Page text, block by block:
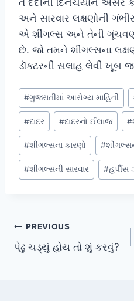
અને સારવાર લક્ષણોની
એ શીંગલ્સ અને તેની
છે. જો તમને શીંગલ્સના
ડૉક્ટરની સલાહ લેવી ખૂબ
Post
Tags:
#ગુજરાતીમાં આરોગ્ય માહિતી
#દાદર #દાદરનો ઈલાજ #
#શીંગલ્સના કારણો #
#શીંગલ્સની સારવાર #હર્પીસ
Post
navigation
PREVIOUS
પેઢુ ચડ્યું હોય તો શું કરવું?